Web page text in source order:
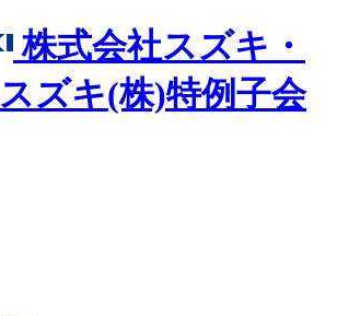
株式会社スズキ・
スズキ(株)特例子会